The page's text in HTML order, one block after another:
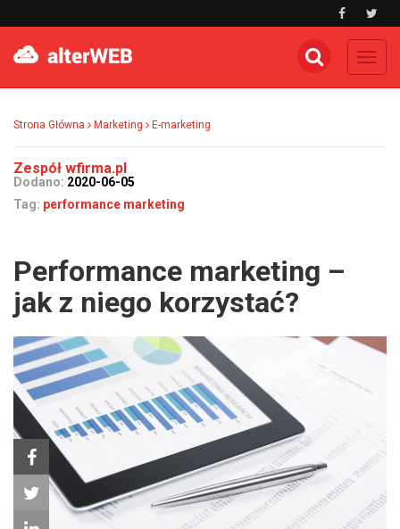
Strona Główna Marketing E-marketing
Zespół wfirma.pl
Dodano: 2020-06-05
Tag: performance marketing
Performance marketing –
jak z niego korzystać?